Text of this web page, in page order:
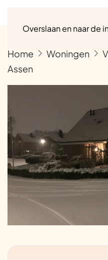
Overslaan en naar de
Home Woningen
Assen